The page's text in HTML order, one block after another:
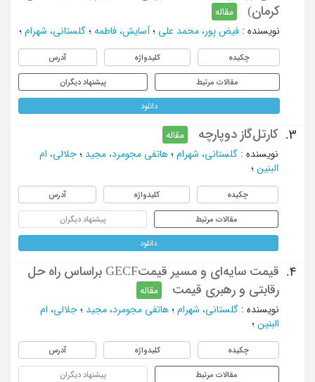
کرمان)
مقاله
نویسنده : فیض پور، محمد علی ؛ آسایش، فاطمه ؛ گلستانی، شهرام ؛
چکیده کلیدواژه آدرس
مقالات مرتبط پیشنهاد دیگران
دانلود
3. کارتل‌گاز دوپارچه
مقاله
نویسنده : گلستانی، شهرام ؛ هاتفی مجومرد، مجید ؛ جلالی، ام
البنین ؛
چکیده کلیدواژه آدرس
مقالات مرتبط پیشنهاد دیگران
دانلود
4.
قیمت سایه‌ای و مسیر قیمتGECF براساس راه حل
رقابتی و رهبری قیمت
مقاله
نویسنده : گلستانی، شهرام ؛ هاتفی مجومرد، مجید ؛ جلالی، ام
البنین ؛
چکیده کلیدواژه آدرس
مقالات مرتبط پیشنهاد دیگران